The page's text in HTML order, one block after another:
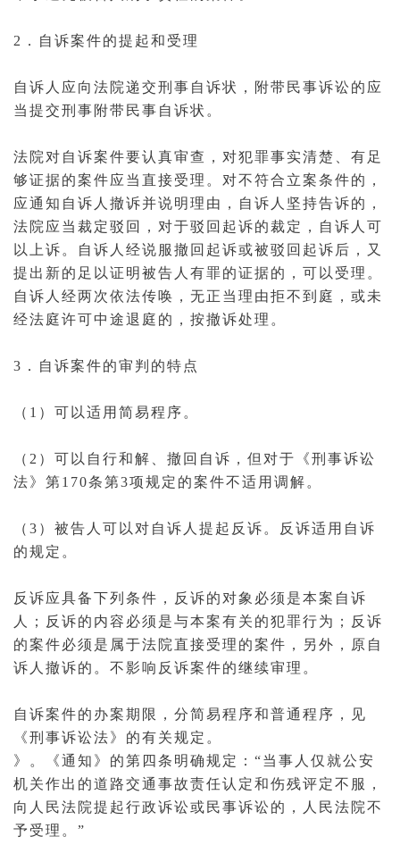
2．自诉案件的提起和受理
自诉人应向法院递交刑事自诉状 ，附带 民事诉讼的应
当提交刑事附带民事自诉状。
法院对自诉案件要认真审查，对犯罪事实清楚、有足
够证据的案件应当直接受理。对不符合 立案条件的，
应通知自诉人撤诉并说明理由，自诉人坚持告诉的，
法院应当 裁定驳回，对于驳回起诉的裁定，自诉人可
以
上诉 。自诉人经说服撤回起诉或被驳回起诉后，又
提出新的足以证明被告人有罪的证据的，可以受理。
自诉人经两次依法传唤 ，无正当理由拒不到庭，或未
经法庭许可中途退庭的，按撤诉处理。
3．自诉案件的审判的特点
（1）可以适用简易程序 。
（2）可以自行和解 、撤回自诉，但对于《刑事诉讼
法》第170条第3项规定的案件不适用调解 。
（3）被告人可以对自诉人提起 反诉 。反诉适用自诉
的规定。
反诉应具备下列条件，反诉的对象必须是本案自诉
人；反诉的内容必须是与本案有关的犯罪行为 ；反诉
的案件必须是属于法院直接受理的案件，另外，原自
诉人撤诉的。不影响反诉案件的继续审理。
自诉案件的办案期限，分简易程序和普通程序 ，见
《刑事诉讼法》的有关规定。
》。《通知》的第四条明确规定：“当事人仅就公安
机关作出的道路交通事故责任认定和伤残评定不服，
向人民法院提起行政诉讼或民事诉讼的，人民法院不
予受理。”